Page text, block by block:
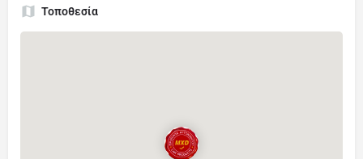
Τοποθεσία